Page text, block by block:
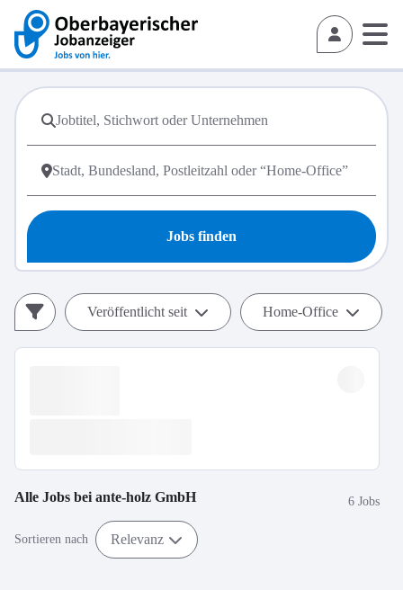
Jobs finden
Veröffentlicht seit Home-Office
Alle Jobs bei ante-holz GmbH 6 Jobs
Sortieren nach Relevanz